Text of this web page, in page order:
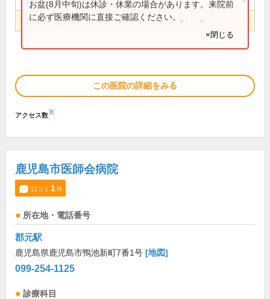
19:00～翌7:00 ● ● ● ●
お盆(8月中旬)は休診・休業の場合があります。来院前
に必ず医療機関に直接ご確認ください。
×閉じる
この医院の詳細をみる
アクセス数※
鹿児島市医師会病院
口コミ 1件
所在地・電話番号
郡元駅
鹿児島県鹿児島市鴨池新町7番1号 [地図]
099-254-1125
診療科目